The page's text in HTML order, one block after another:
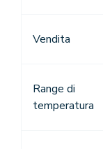
Vendita
Range di
temperatura